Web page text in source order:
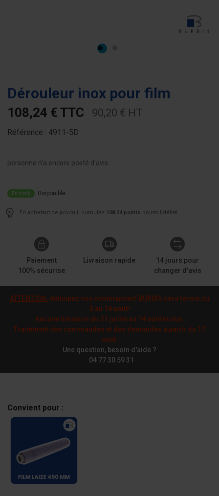
Dérouleur inox pour film
108,24 € TTC 90,20 € HT
Référence : 4911-5D
personne n'a encore posté d'avis
En stock Disponible
En achetant ce produit, cumulez 108.24 points points fidélité
Paiement
100% sécurise
Livraison rapide
14 jours pour
changer d'avis
ATTENTION: Anticipez vos commandes! BURDIS sera fermé du
3 au 14 août!
Aucune livraison du 31 juillet au 14 août inclus.
Traitement des commandes et des demandes à partir du 17
août.
Une question, besoin d'aide ?
04 77 30 59 31
Convient pour :